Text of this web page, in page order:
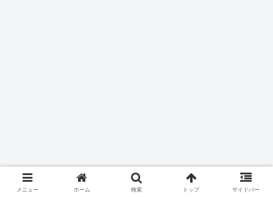
メニュー ホーム 検索 トップ サイドバー